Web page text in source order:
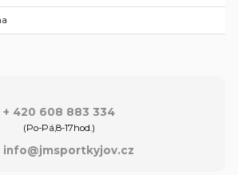
+ 420 608 883 334
(Po-Pá,8-17hod.)
info@jmsportkyjov.cz